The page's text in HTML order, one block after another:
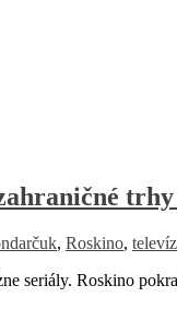
, Roskino,
seriály. Roskino